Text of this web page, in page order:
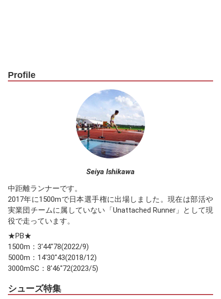
Profile
Seiya Ishikawa
中距離ランナーです。
2017年に1500mで日本選手権に出場しました。現在は部活や
実業団チームに属していない「Unattached Runner」として現
役で走っています。
★PB★
1500m：3'44"78(2022/9)
5000m：14'30"43(2018/12)
3000mSC：8'46"72(2023/5)
シューズ特集